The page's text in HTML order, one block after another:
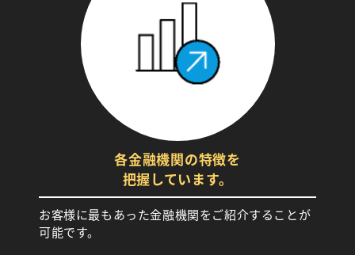
各金融機関の特徴を
把握しています。
お客様に最もあった金融機関をご紹介することが
可能です。